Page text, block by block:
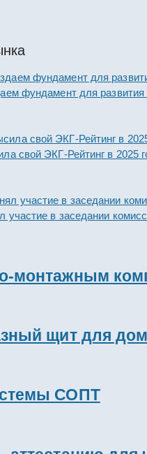
фундамент для развития
свой ЭКГ-Рейтинг в 2025
участие в заседании
монтажным
щит для
СОПТ